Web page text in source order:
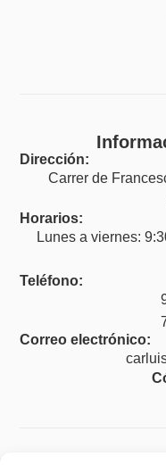
Dirección:
Carrer de
Horarios:
Lunes a viernes:
Teléfono:
Correo electrónico: